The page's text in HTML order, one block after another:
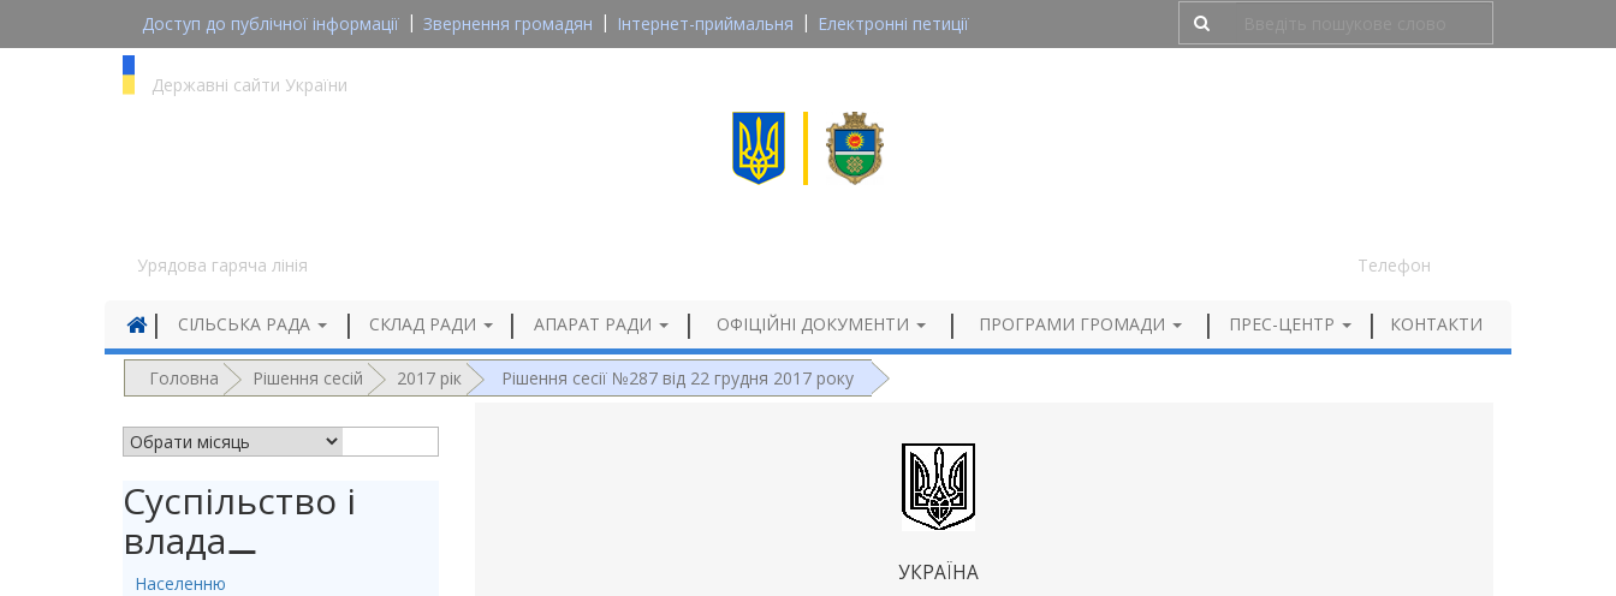
Доступ до публічної інформації Звернення громадян Інтернет-приймальня
Електронні петиції
Державні сайти України
Урядова гаряча лінія Телефон
СІЛЬСЬКА РАДА СКЛАД РАДИ АПАРАТ РАДИ ОФІЦІЙНІ ДОКУМЕНТИ ПРОГРАМИ ГРОМАДИ ПРЕС-ЦЕНТР КОНТАКТИ
Головна Рішення сесій 2017 рік Рішення сесії №287 від 22 грудня 2017 року
АРХІВ НОВИН
Суспільство і
влада⚊
Населенню
УКРАЇНА